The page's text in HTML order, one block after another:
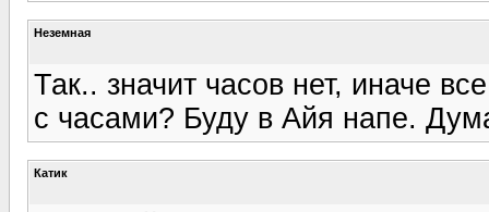
Неземная
Так.. значит часов нет, иначе
с часами? Буду в Айя напе.
Катик